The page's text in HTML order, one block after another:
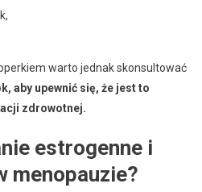
warto jednak skonsultować
aby upewnić się, że jest to
zdrowotnej.
estrogenne i
menopauzie?